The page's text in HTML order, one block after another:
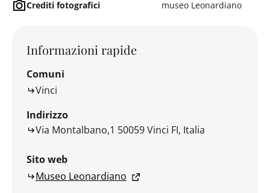
Crediti fotografici museo Leonardiano
Informazioni rapide
Comuni
Vinci
Indirizzo
Via Montalbano,1 50059 Vinci FI, Italia
Sito web
Museo Leonardiano